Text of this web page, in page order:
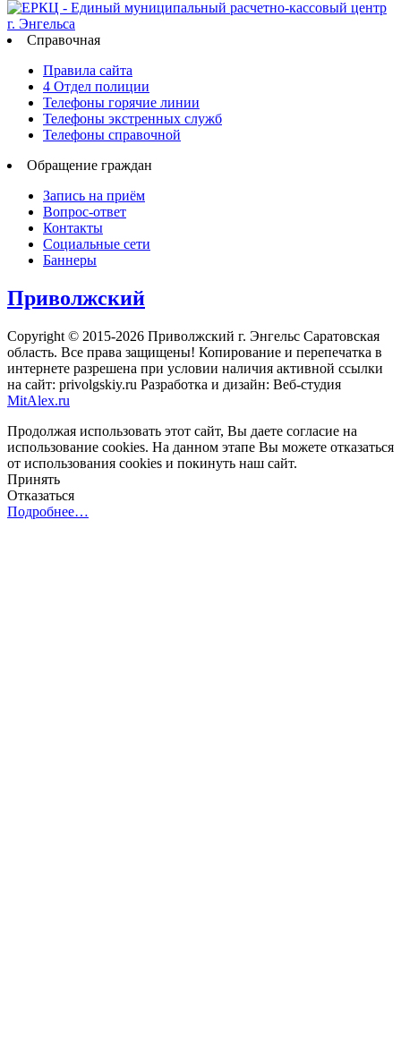
Справочная
Правила сайта
4 Отдел полиции
Телефоны горячие линии
Телефоны экстренных служб
Телефоны справочной
Обращение граждан
Запись на приём
Вопрос-ответ
Контакты
Социальные сети
Баннеры
Приволжский
Copyright © 2015-2026 Приволжский г. Энгельс Саратовская
область. Все права защищены! Копирование и перепечатка в
интернете разрешена при условии наличия активной ссылки
на сайт: privolgskiy.ru Разработка и дизайн: Веб-студия
MitAlex.ru
Продолжая использовать этот сайт, Вы даете согласие на
использование cookies. На данном этапе Вы можете отказаться
от использования cookies и покинуть наш сайт.
Принять
Отказаться
Подробнее…